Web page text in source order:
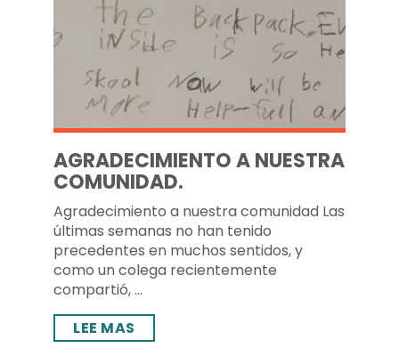
AGRADECIMIENTO A NUESTRA
COMUNIDAD.
Agradecimiento a nuestra comunidad Las
últimas semanas no han tenido
precedentes en muchos sentidos, y
como un colega recientemente
compartió, ...
LEE MAS